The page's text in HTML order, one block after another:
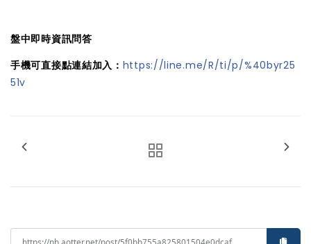
盤中即時資訊問答
手機可直接點連結加入： https://line.me/R/ti/p/%40byr25
51v